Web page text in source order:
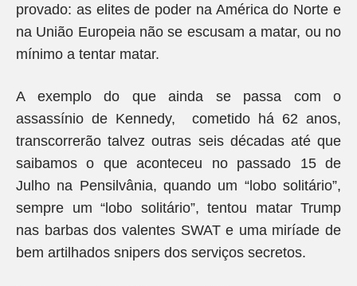
provado: as elites de poder na América do Norte e
na União Europeia não se escusam a matar, ou no
mínimo a tentar matar.
A exemplo do que ainda se passa com o
assassínio de Kennedy, cometido há 62 anos,
transcorrerão talvez outras seis décadas até que
saibamos o que aconteceu no passado 15 de
Julho na Pensilvânia, quando um “lobo solitário”,
sempre um “lobo solitário”, tentou matar Trump
nas barbas dos valentes SWAT e uma miríade de
bem artilhados snipers dos serviços secretos.